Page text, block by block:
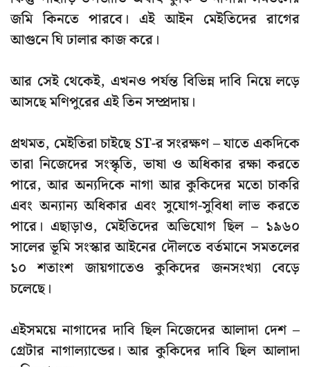
জমি কিনতে পারবে। এই আইন মেইতিদের রাগের
আগুনে ঘি ঢালার কাজ করে।
আর সেই থেকেই, এখনও পর্যন্ত বিভিন্ন দাবি নিয়ে লড়ে
আসছে মণিপুরের এই তিন সম্প্রদায়।
প্রথমত, মেইতিরা চাইছে ST-র সংরক্ষণ – যাতে একদিকে
তারা নিজেদের সংস্কৃতি, ভাষা ও অধিকার রক্ষা করতে
পারে, আর অন্যদিকে নাগা আর কুকিদের মতো চাকরি
এবং অন্যান্য অধিকার এবং সুযোগ-সুবিধা লাভ করতে
পারে। এছাড়াও, মেইতিদের অভিযোগ ছিল – ১৯৬০
সালের ভূমি সংস্কার আইনের দৌলতে বর্তমানে সমতলের
১০ শতাংশ জায়গাতেও কুকিদের জনসংখ্যা বেড়ে
চলেছে।
এইসময়ে নাগাদের দাবি ছিল নিজেদের আলাদা দেশ –
গ্রেটার নাগাল্যান্ডের। আর কুকিদের দাবি ছিল আলাদা